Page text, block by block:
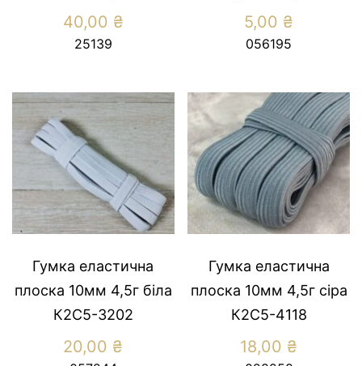
40,00 ₴
25139
5,00 ₴
056195
Гумка еластична
плоска 10мм 4,5г біла
К2С5-3202
20,00 ₴
Гумка еластична
плоска 10мм 4,5г сіра
К2С5-4118
18,00 ₴